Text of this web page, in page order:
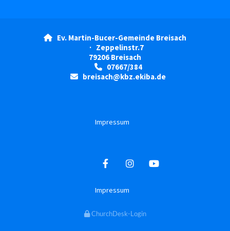

Ev. Martin-Bucer-Gemeinde Breisach
· Zeppelinstr.7
79206 Breisach
07667/384
 breisach@kbz.ekiba.de
Impressum
Impressum
ChurchDesk-Login